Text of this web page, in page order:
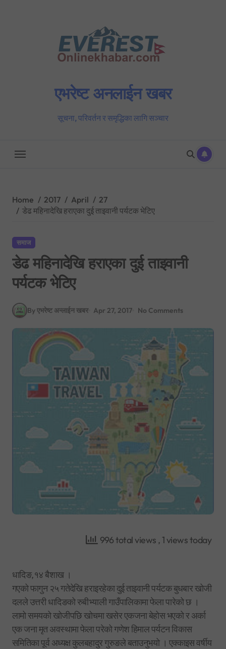
एभरेष्ट अनलाईन खबर
सूचना, परिवर्तन र समृद्धिका लागि सञ्चार
Home 2017 April
27
डेढ महिनादेखि हराएका दुई ताइवानी पर्यटक भेटिए
समाज
डेढ महिनादेखि हराएका दुई ताइवानी
पर्यटक भेटिए
By एभरेष्ट अन्लाईन खबर Apr 27, 2017 No Comments
996 total views , 1 views today
धादिङ,१४ बैशाख ।
गएको फागुन २५ गतेदेखि हराइरहेका दुई ताइवानी पर्यटक बुधबार खोजी
दलले उत्तरी धादिङको रुबीभ्याली गाउँपालिकामा फेला पारेको छ ।
लामो समयको खोजीपछि खोचमा खसेर एकजना बेहोस भएको र अर्का
एक जना मृत अवस्थामा फेला परेको गणेश हिमाल पर्यटन विकास
समितिका पूर्व अध्यक्ष कुलबहादुर गुरुङले बताउनुभयो । एक्काइस वर्षीय